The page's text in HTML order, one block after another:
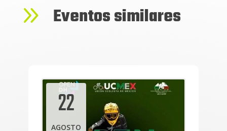
9 Eventos similares
22
AGOSTO